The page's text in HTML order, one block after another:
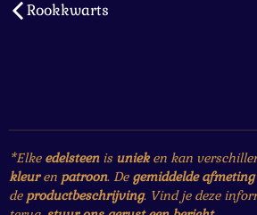
Rookkwarts
*Elke edelsteenis unieken kan
kleuren patroon. De gemiddelde afmeting
de productbeschrijving. Vind je deze